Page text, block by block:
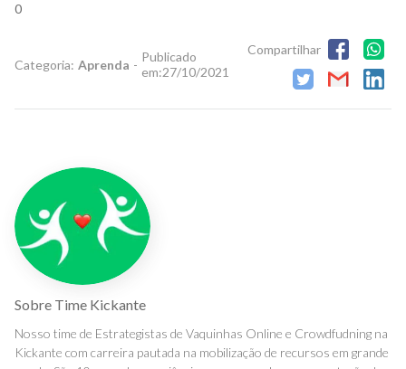
0
Categoria: Aprenda - Publicado
em:27/10/2021
Compartilhar
Sobre Time Kickante
Nosso time de Estrategistas de Vaquinhas Online e Crowdfudning na
Kickante com carreira pautada na mobilização de recursos em grande